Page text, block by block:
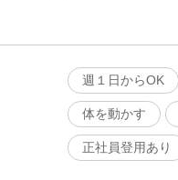
週１日からOK
体を動かす
正社員登用あり